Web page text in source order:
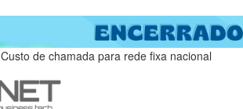
Custo de chamada para rede fixa nacional